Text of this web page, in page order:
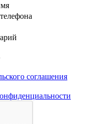
соглашения